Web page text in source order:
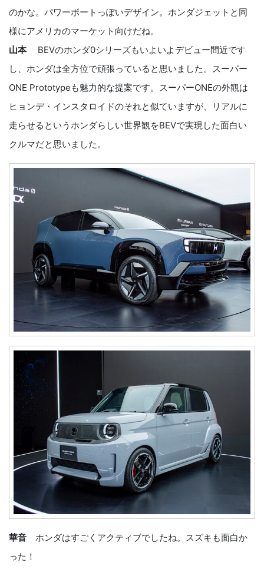
のかな。パワーボートっぽいデザイン。ホンダジェットと同
様にアメリカのマーケット向けだね。
山本BEVのホンダ0シリーズもいよいよデビュー間近です
し、ホンダは全方位で頑張っていると思いました。スーパー
ONE Prototypeも魅力的な提案です。スーパーONEの外観は
ヒョンデ・インスタロイドのそれと似ていますが、リアルに
走らせるというホンダらしい世界観をBEVで実現した面白い
クルマだと思いました。
華音 ホンダはすごくアクティブでしたね。スズキも面白か
った！